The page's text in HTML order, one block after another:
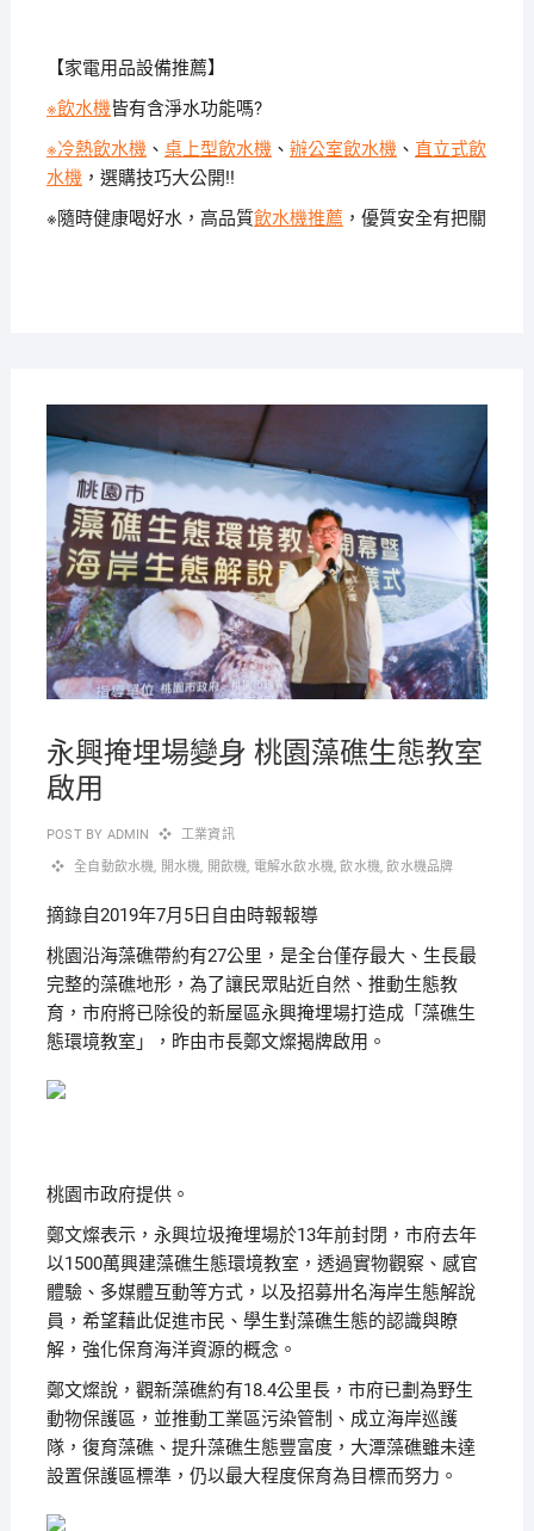
【家電用品設備推薦】
※飲水機皆有含淨水功能嗎?
※冷熱飲水機、 桌上型飲水機、 辦公室飲水機、 直立式飲
水機，選購技巧大公開!!
※隨時健康喝好水，高品質飲水機推薦 ，優質安全有把關
永興掩埋場變身 桃園藻礁生態教室
啟用
POST BY ADMIN 工業資訊
全自動飲水機, 開水機, 開飲機, 電解水飲水機,飲水機,飲水機品牌
摘錄自2019年7月5日自由時報報導
桃園沿海藻礁帶約有27公里，是全台僅存最大、生長最
完整的藻礁地形，為了讓民眾貼近自然、推動生態教
育，市府將已除役的新屋區永興掩埋場打造成「藻礁生
態環境教室」，昨由市長鄭文燦揭牌啟用。
桃園市政府提供。
鄭文燦表示，永興垃圾掩埋場於13年前封閉，市府去年
以1500萬興建藻礁生態環境教室，透過實物觀察、感官
體驗、多媒體互動等方式，以及招募卅名海岸生態解說
員，希望藉此促進市民、學生對藻礁生態的認識與瞭
解，強化保育海洋資源的概念。
鄭文燦說，觀新藻礁約有18.4公里長，市府已劃為野生
動物保護區，並推動工業區污染管制、成立海岸巡護
隊，復育藻礁、提升藻礁生態豐富度，大潭藻礁雖未達
設置保護區標準，仍以最大程度保育為目標而努力。